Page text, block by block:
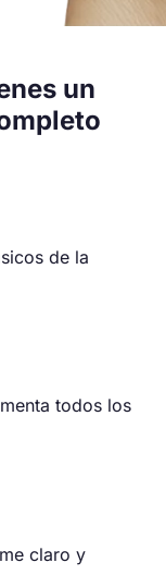
un
de la
todos los
claro y